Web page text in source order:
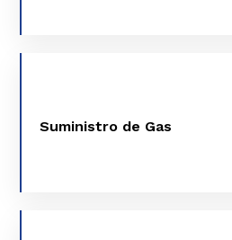
Suministro de Gas